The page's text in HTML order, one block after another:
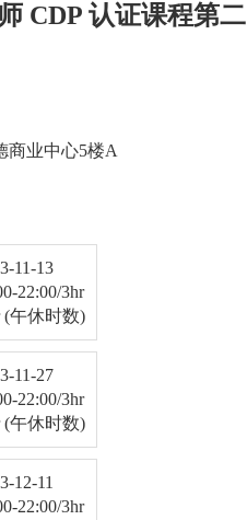
CDP 认证课程第二
商业中心5楼A
11-13
22:00/3hr
(午休时数)
11-27
22:00/3hr
(午休时数)
12-11
22:00/3hr